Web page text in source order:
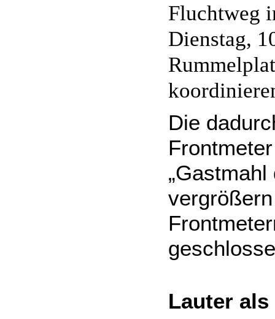
Fluchtweg
Dienstag,
Die
Lauter